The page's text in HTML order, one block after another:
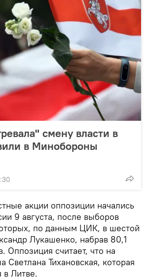
смену власти в
в Минобороны
акции оппозиции начались
9 августа, после выборов
по данным ЦИК, в шестой
Лукашенко, набрав 80,1
Оппозиция считает, что на
Светлана Тихановская, которая
в Литве.